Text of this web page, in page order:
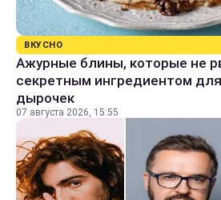
ВКУСНО
Ажурные блины, которые не
секретным ингредиентом
дырочек
07 августа 2026, 15:55